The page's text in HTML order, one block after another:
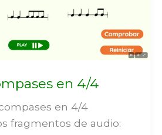
en 4/4
en 4/4
fragmentos de audio: